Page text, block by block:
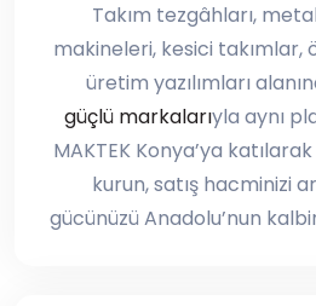
Takım tezgâhları,
makineleri, kesici takımlar,
üretim yazılımları
güçlü markalarıyla aynı
MAKTEK Konya’ya
kurun, satış hacminizi
gücünüzü Anadolu’nun